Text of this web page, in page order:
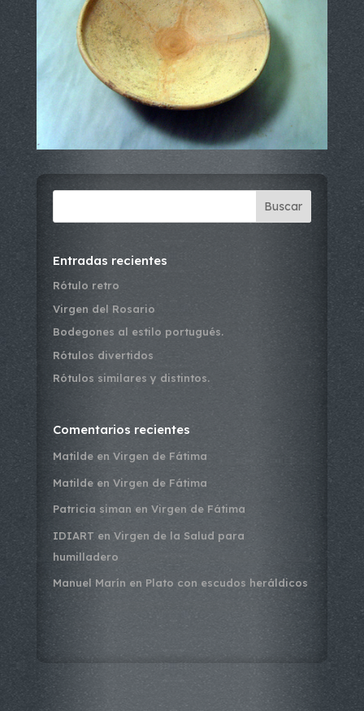
Buscar
Entradas recientes
Rótulo retro
Virgen del Rosario
Bodegones al estilo portugués.
Rótulos divertidos
Rótulos similares y distintos.
Comentarios recientes
Matildeen Virgen de Fátima
Matildeen Virgen de Fátima
Patricia siman en Virgen de Fátima
IDIART en Virgen de la Salud para
humilladero
Manuel Marín en Plato con escudos heráldicos